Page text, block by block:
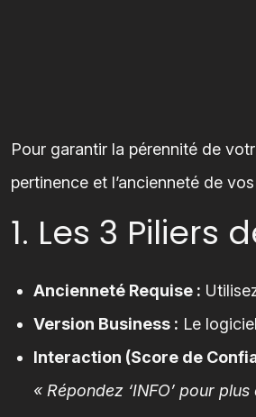
Pour garantir la pérennité de
pertinence et l’ancienneté de
1. Les 3 Piliers
Ancienneté Requise :
Version Business : Le
Interaction (Score de
« Répondez ‘INFO’ pour